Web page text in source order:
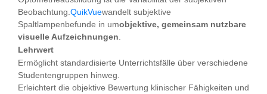
Beobachtung. QuikVuewandelt subjektive
Spaltlampenbefunde in umobjektive, gemeinsam nutzbare
visuelle Aufzeichnungen
Lehrwert
Ermöglicht standardisierte Unterrichtsfälle über verschiedene
Studentengruppen hinweg.
Erleichtert die objektive Bewertung klinischer Fähigkeiten und